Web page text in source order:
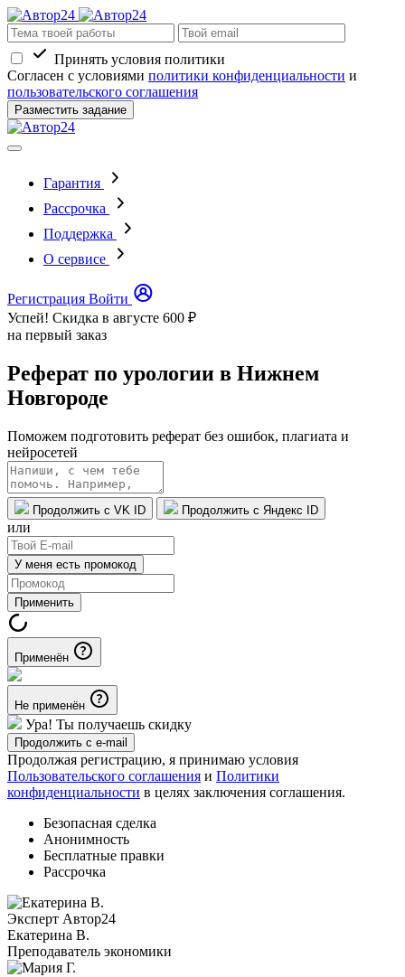
Принять условия политики
Согласен с условиями политики конфиденциальности и
пользовательского соглашения
Разместить задание
Гарантия
Рассрочка
Поддержка
О сервисе
Регистрация Войти
Успей! Скидка в августе 600 ₽
на первый заказ
Реферат по урологии в Нижнем
Новгороде
Поможем подготовить реферат без ошибок, плагиата и
нейросетей
Продолжить с VK ID Продолжить с Яндекс ID
или
У меня есть промокод
Применить
Применён
Не применён
Ура! Ты получаешь скидку
Продолжить с e-mail
Продолжая регистрацию, я принимаю условия
Пользовательского соглашения и Политики
конфиденциальности в целях заключения соглашения.
Безопасная сделка
Анонимность
Бесплатные правки
Рассрочка
Эксперт Автор24
Екатерина B.
Преподаватель экономики